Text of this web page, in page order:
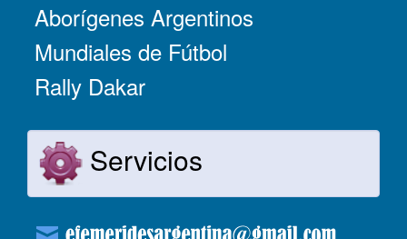
Aborígenes Argentinos
Mundiales de Fútbol
Rally Dakar
Servicios